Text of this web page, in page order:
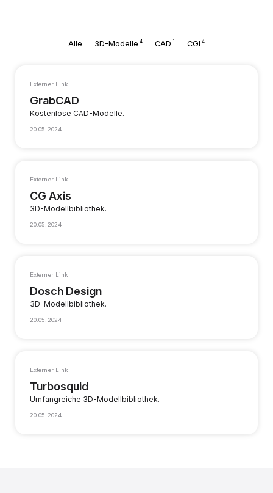
Alle 3D-Modelle 4 CAD 1 CGI 4
Externer Link
GrabCAD
Kostenlose CAD-Modelle.
20.05.2024
Externer Link
CG Axis
3D-Modellbibliothek.
20.05.2024
Externer Link
Dosch Design
3D-Modellbibliothek.
20.05.2024
Externer Link
Turbosquid
Umfangreiche 3D-Modellbibliothek.
20.05.2024